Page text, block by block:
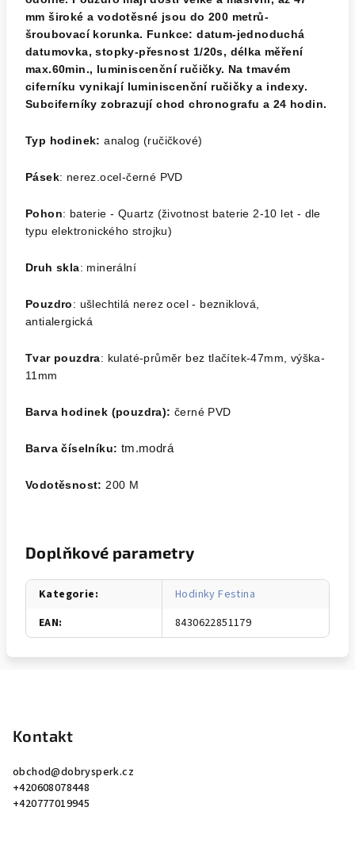
mm široké a vodotěsné jsou do 200 metrů-
šroubovací korunka. Funkce: datum-jednoduchá
datumovka, stopky-přesnost 1/20s, délka měření
max.60min., luminiscenční ručičky. Na tmavém
ciferníku vynikají luminiscenční ručičky a indexy.
Subciferníky zobrazují chod chronografu a 24 hodin.
Typ hodinek: analog (ručičkové)
Pásek: nerez.ocel-černé PVD
Pohon: baterie - Quartz (životnost baterie 2-10 let - dle
typu elektronického strojku)
Druh skla: minerální
Pouzdro: ušlechtilá nerez ocel - bezniklová,
antialergická
Tvar pouzdra: kulaté-průměr bez tlačítek-47mm, výška-
11mm
Barva hodinek (pouzdra): černé PVD
Barva číselníku: tm.modrá
Vodotěsnost: 200 M
Doplňkové parametry
Kategorie:
Hodinky Festina
EAN: 8430622851179
Kontakt
obchod@dobrysperk.cz
+420608078448
+420777019945